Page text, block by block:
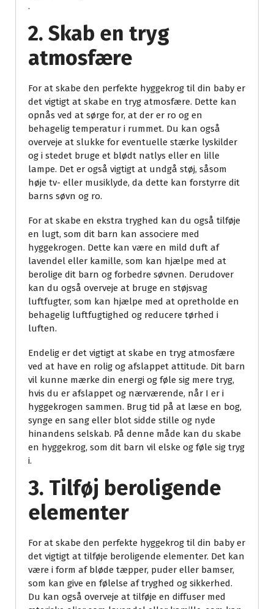
.
2. Skab en tryg
atmosfære
For at skabe den perfekte hyggekrog til din baby er
det vigtigt at skabe en tryg atmosfære. Dette kan
opnås ved at sørge for, at der er ro og en
behagelig temperatur i rummet. Du kan også
overveje at slukke for eventuelle stærke lyskilder
og i stedet bruge et blødt natlys eller en lille
lampe. Det er også vigtigt at undgå støj, såsom
høje tv- eller musiklyde, da dette kan forstyrre dit
barns søvn og ro.
For at skabe en ekstra tryghed kan du også tilføje
en lugt, som dit barn kan associere med
hyggekrogen. Dette kan være en mild duft af
lavendel eller kamille, som kan hjælpe med at
berolige dit barn og forbedre søvnen. Derudover
kan du også overveje at bruge en støjsvag
luftfugter, som kan hjælpe med at opretholde en
behagelig luftfugtighed og reducere tørhed i
luften.
Endelig er det vigtigt at skabe en tryg atmosfære
ved at have en rolig og afslappet attitude. Dit barn
vil kunne mærke din energi og føle sig mere tryg,
hvis du er afslappet og nærværende, når I er i
hyggekrogen sammen. Brug tid på at læse en bog,
synge en sang eller blot sidde stille og nyde
hinandens selskab. På denne måde kan du skabe
en hyggekrog, som dit barn vil elske og føle sig tryg
i.
3. Tilføj beroligende
elementer
For at skabe den perfekte hyggekrog til din baby er
det vigtigt at tilføje beroligende elementer. Det kan
være i form af bløde tæpper, puder eller bamser,
som kan give en følelse af tryghed og sikkerhed.
Du kan også overveje at tilføje en diffuser med